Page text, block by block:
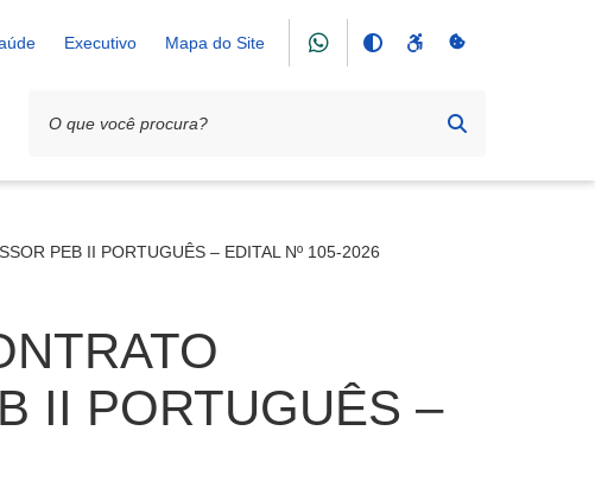
Executivo Mapa do Site
PEB II PORTUGUÊS – EDITAL Nº 105-2026
II PORTUGUÊS –